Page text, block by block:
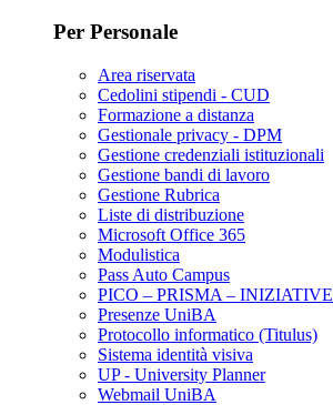
Per Personale
Area riservata
Cedolini stipendi - CUD
Formazione a distanza
Gestionale privacy - DPM
Gestione credenziali istituzionali
Gestione bandi di lavoro
Gestione Rubrica
Liste di distribuzione
Microsoft Office 365
Modulistica
Pass Auto Campus
PICO – PRISMA – INIZIATIVE
Presenze UniBA
Protocollo informatico (Titulus)
Sistema identità visiva
UP - University Planner
Webmail UniBA